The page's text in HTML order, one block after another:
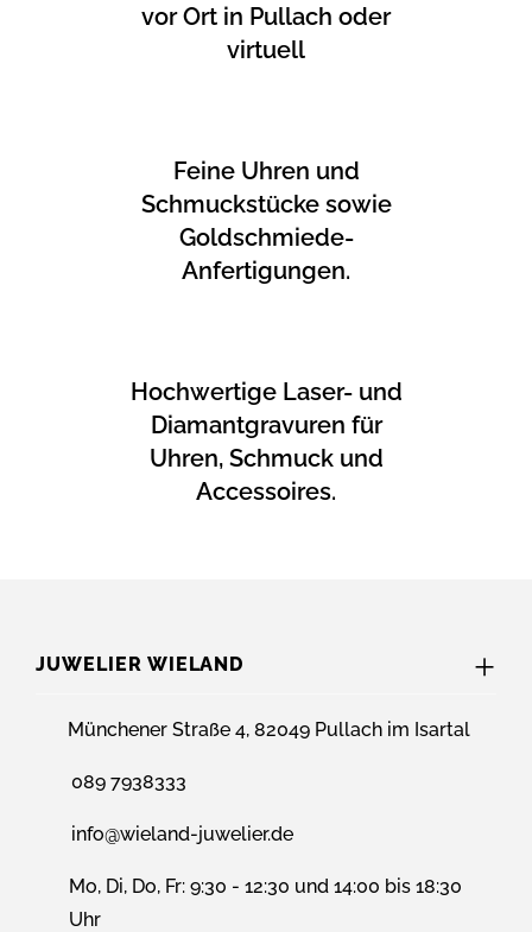
vor Ort in Pullach oder
virtuell
Feine Uhren und
Schmuckstücke sowie
Goldschmiede-
Anfertigungen.
Hochwertige Laser- und
Diamantgravuren für
Uhren, Schmuck und
Accessoires.
JUWELIER WIELAND
Münchener Straße 4, 82049 Pullach im Isartal
089 7938333
info@wieland-juwelier.de
Mo, Di, Do, Fr: 9:30 - 12:30 und 14:00 bis 18:30
Uhr